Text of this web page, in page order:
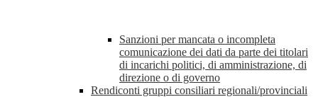
Sanzioni per mancata o incompleta
comunicazione dei dati da parte dei titolari
di incarichi politici, di amministrazione, di
direzione o di governo
Rendiconti gruppi consiliari regionali/provinciali